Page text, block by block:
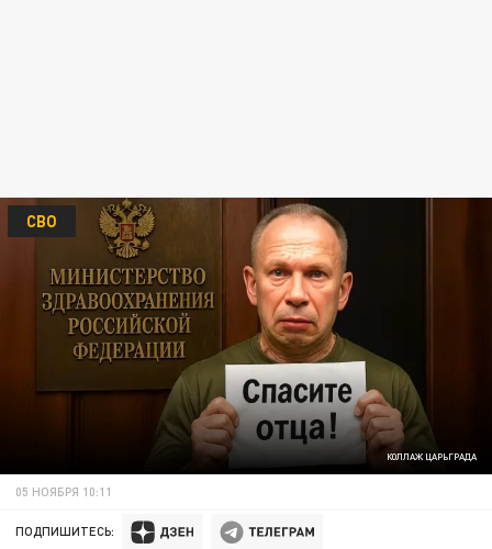
КОЛЛАЖ ЦАРЬГРАДА
СВО
05 НОЯБРЯ 10:11
ПОДПИШИТЕСЬ: